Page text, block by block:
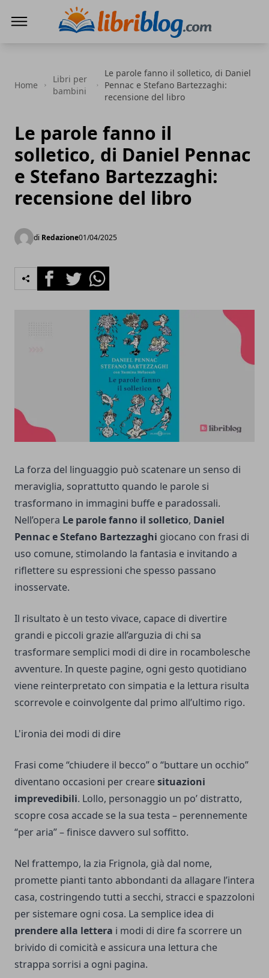
Home
Libri per
bambini
Le parole fanno il solletico, di Daniel
Pennac e Stefano Bartezzaghi:
recensione del libro
Le parole fanno il
solletico, di Daniel Pennac
e Stefano Bartezzaghi:
recensione del libro
di Redazione01/04/2025
FacebookTwitterWhatsapp
La forza del linguaggio può scatenare un senso di
meraviglia, soprattutto quando le parole si
trasformano in immagini buffe e paradossali.
Nell’opera Le parole fanno il solletico, Daniel
Pennac e Stefano Bartezzaghi giocano con frasi di
uso comune, stimolando la fantasia e invitando a
riflettere su espressioni che spesso passano
inosservate.
Il risultato è un testo vivace, capace di divertire
grandi e piccoli grazie all’arguzia di chi sa
trasformare semplici modi di dire in rocambolesche
avventure. In queste pagine, ogni gesto quotidiano
viene reinterpretato con simpatia e la lettura risulta
scorrevole e coinvolgente dal primo all’ultimo rigo.
L'ironia dei modi di dire
Frasi come “chiudere il becco” o “buttare un occhio”
diventano occasioni per crearesituazioni
imprevedibili. Lollo, personaggio un po’ distratto,
scopre cosa accade se la sua testa – perennemente
“per aria” – finisce davvero sul soffitto.
Nel frattempo, la zia Frignola, già dal nome,
promette pianti tanto abbondanti da allagare l’intera
casa, costringendo tutti a secchi, stracci e spazzoloni
per sistemare ogni cosa. La semplice idea di
prendere alla lettera i modi di dire fa scorrere un
brivido di comicità e assicura una lettura che
strappa sorrisi a ogni pagina.